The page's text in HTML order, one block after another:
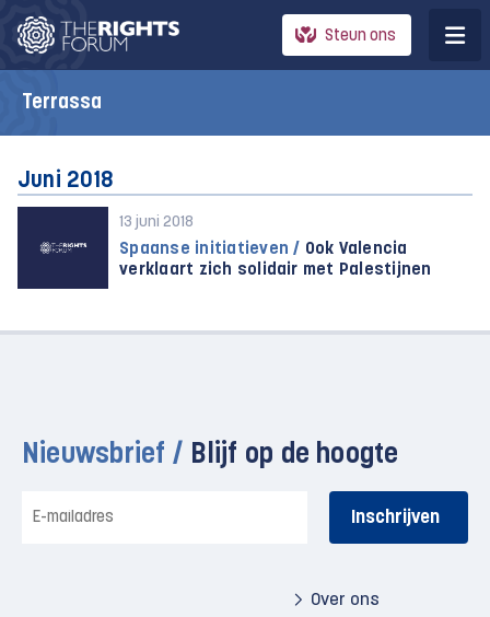
Steun ons
Terrassa
Juni 2018
13 juni 2018
Spaanse initiatieven / Ook Valencia
verklaart zich solidair met Palestijnen
Nieuwsbrief / Blijf op de hoogte
mailadres
Over ons